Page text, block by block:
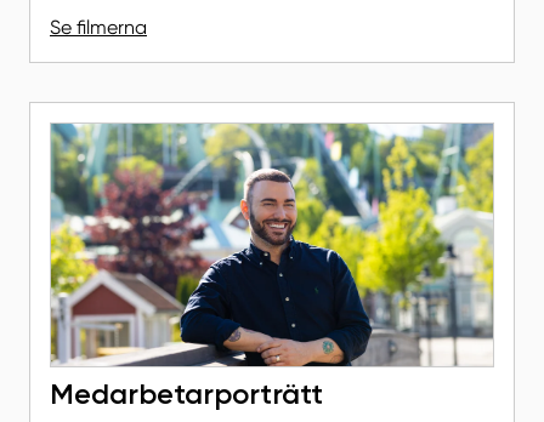
Se filmerna
Medarbetarporträtt